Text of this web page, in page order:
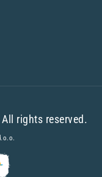
rights reserved.